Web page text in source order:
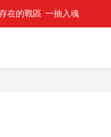
在的戰區  一抽入魂